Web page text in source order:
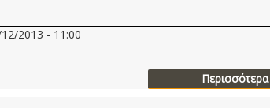
2013 - 11:00
Περισσότερα